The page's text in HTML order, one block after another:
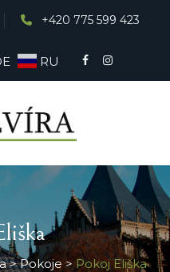
+420 775 599 423
RU
>Pokoje>Pokoj Eliška